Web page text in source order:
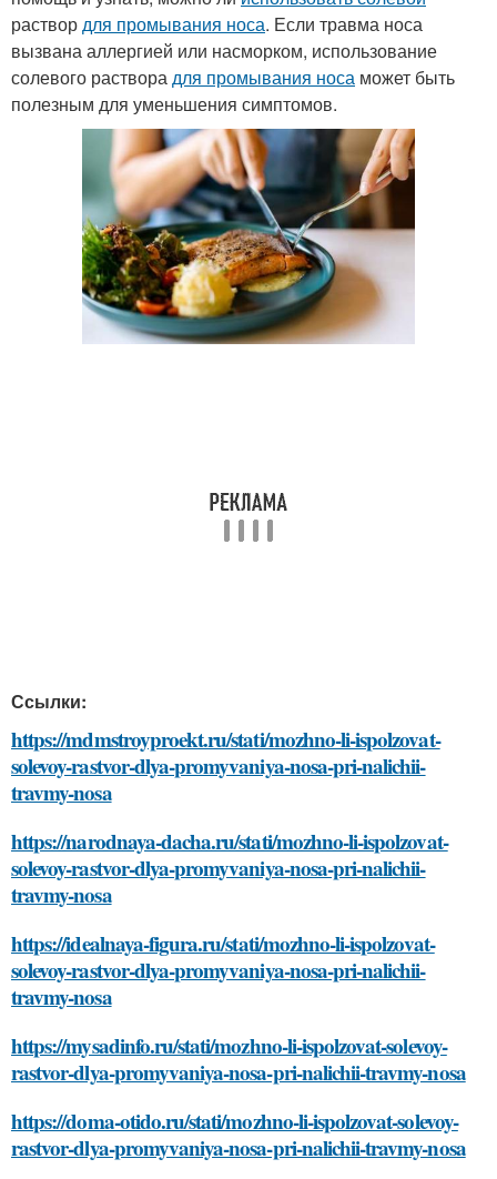
раствордля промывания носа. Если травма носа
вызвана аллергией или насморком, использование
солевого растворадля промывания носа может быть
полезным для уменьшения симптомов.
Ссылки:
https://mdmstroyproekt.ru/stati/mozhno-li-ispolzovat-
solevoy-rastvor-dlya-promyvaniya-nosa-pri-nalichii-
travmy-nosa
https://narodnaya-dacha.ru/stati/mozhno-li-ispolzovat-
solevoy-rastvor-dlya-promyvaniya-nosa-pri-nalichii-
travmy-nosa
https://idealnaya-figura.ru/stati/mozhno-li-ispolzovat-
solevoy-rastvor-dlya-promyvaniya-nosa-pri-nalichii-
travmy-nosa
https://mysadinfo.ru/stati/mozhno-li-ispolzovat-solevoy-
rastvor-dlya-promyvaniya-nosa-pri-nalichii-travmy-nosa
https://doma-otido.ru/stati/mozhno-li-ispolzovat-solevoy-
rastvor-dlya-promyvaniya-nosa-pri-nalichii-travmy-nosa